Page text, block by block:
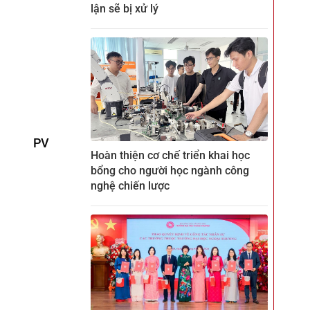
PV
lận sẽ bị xử lý
Hoàn thiện cơ chế triển khai học
bổng cho người học ngành công
nghệ chiến lược